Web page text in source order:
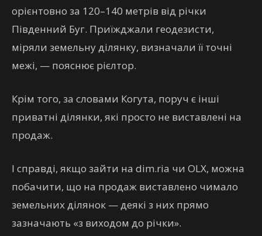
орієнтовно за 120–140 метрів від річки
Південний Буг. Приїжджали геодезисти,
міряли земельну ділянку, визначали її точні
межі, — пояснює рієлтор.
Крім того, за словами Когута, поруч є інші
приватні ділянки, які просто не виставлені на
продаж.
І справді, якщо зайти на dim.ria чи OLX, можна
побачити, що на продаж виставлено чимало
земельних ділянок — деякі з них прямо
зазначають «з виходом до річки».